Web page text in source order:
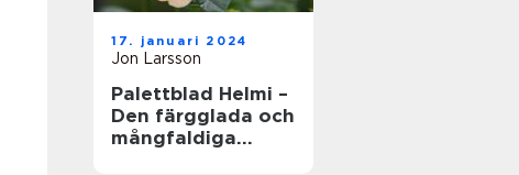
17. januari 2024
Jon Larsson
Palettblad Helmi –
Den färgglada och
mångfaldiga